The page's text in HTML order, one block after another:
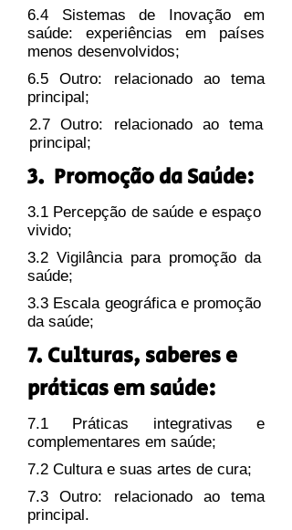
6.4 Sistemas de Inovação em
saúde: experiências em países
menos desenvolvidos;
6.5 Outro: relacionado ao tema
principal;
2.7 Outro: relacionado ao tema
principal;
3. Promoção da Saúde:
3.1 Percepção de saúde e espaço
vivido;
3.2 Vigilância para promoção da
saúde;
3.3 Escala geográfica e promoção
da saúde;
7. Culturas, saberes e
práticas em saúde:
7.1 Práticas integrativas e
complementares em saúde;
7.2 Cultura e suas artes de cura;
7.3 Outro: relacionado ao tema
principal.